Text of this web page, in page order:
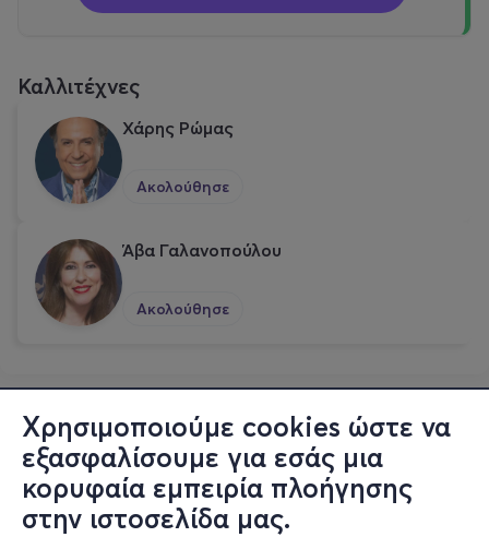
Χρησιμοποιούμε cookies ώστε να
εξασφαλίσουμε για εσάς μια
κορυφαία εμπειρία πλοήγησης
στην ιστοσελίδα μας.
Καλλιτέχνες
Χάρης Ρώμας
Ακολούθησε
Άβα Γαλανοπούλου
Ακολούθησε